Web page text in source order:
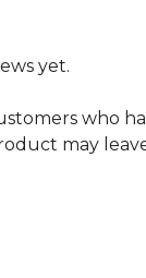
yet.
who
may